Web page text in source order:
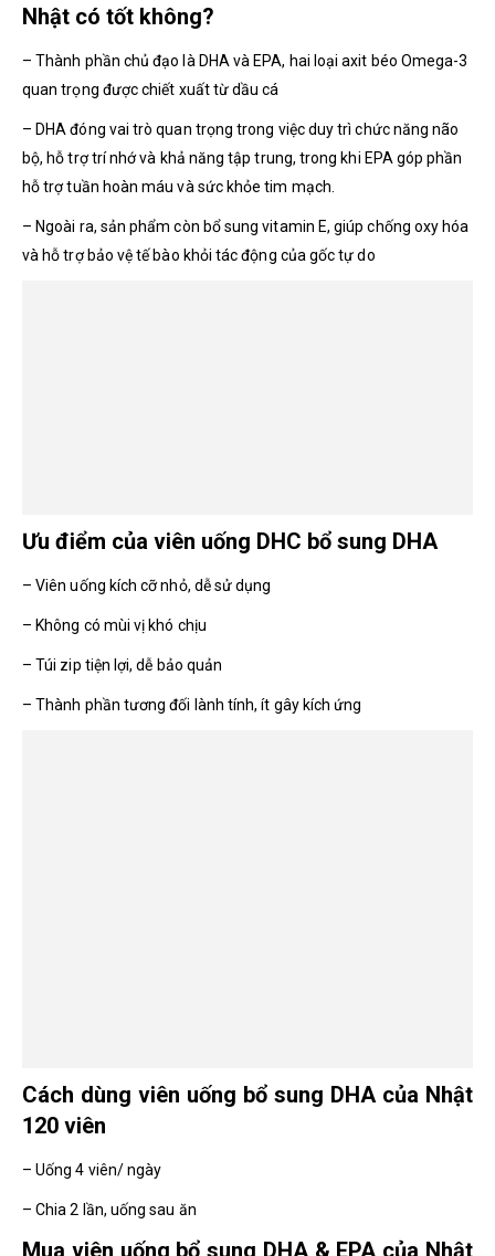
Nhật có tốt không?
– Thành phần chủ đạo là DHA và EPA, hai loại axit béo Omega-3
quan trọng được chiết xuất từ dầu cá
– DHA đóng vai trò quan trọng trong việc duy trì chức năng não
bộ, hỗ trợ trí nhớ và khả năng tập trung, trong khi EPA góp phần
hỗ trợ tuần hoàn máu và sức khỏe tim mạch.
– Ngoài ra, sản phẩm còn bổ sung vitamin E, giúp chống oxy hóa
và hỗ trợ bảo vệ tế bào khỏi tác động của gốc tự do
Ưu điểm của viên uống DHC bổ sung DHA
– Viên uống kích cỡ nhỏ, dễ sử dụng
– Không có mùi vị khó chịu
– Túi zip tiện lợi, dễ bảo quản
– Thành phần tương đối lành tính, ít gây kích ứng
Cách dùng viên uống bổ sung DHA của Nhật
120 viên
– Uống 4 viên/ ngày
– Chia 2 lần, uống sau ăn
Mua viên uống bổ sung DHA & EPA của Nhật